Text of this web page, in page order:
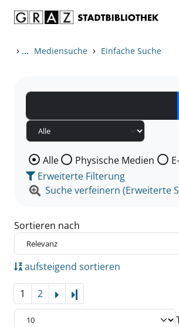
› ... Mediensuche › Einfache Suche
Wählen Sie die Medienart nach
Alle Physische Medien
Erweiterte Filterung
Suche verfeinern (Erweiterte
Sortieren nach
aufsteigend sortieren
1 2